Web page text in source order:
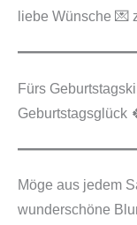
liebe Wünsche 💌
Fürs
Geburtstagsglück
Möge aus jedem
wunderschöne